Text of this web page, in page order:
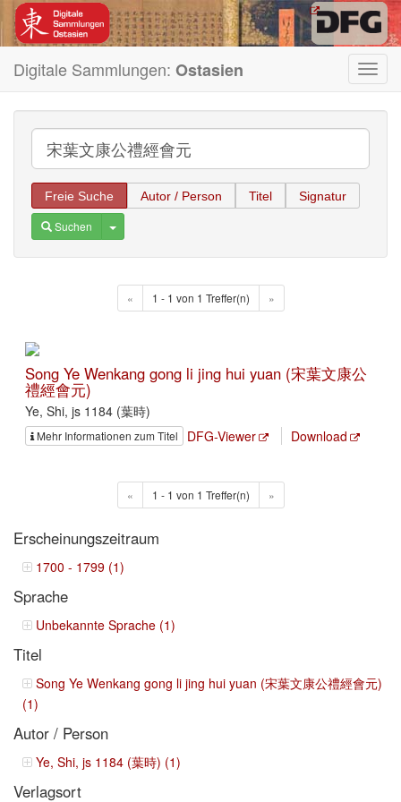
Digitale Sammlungen: Ostasien
Freie Suche Autor / Person Titel Signatur
Suchen Toggle Dropdown
« 1 - 1 von 1 Treffer(n) »
Song Ye Wenkang gong li jing hui yuan (宋葉文康公
禮經會元)
Ye, Shi, js 1184 (葉時)
Mehr Informationen zum Titel DFG-Viewer Download
« 1 - 1 von 1 Treffer(n) »
Erscheinungszeitraum
1700 - 1799 (1)
Sprache
Unbekannte Sprache (1)
Titel
Song Ye Wenkang gong li jing hui yuan (宋葉文康公禮經會元)
(1)
Autor / Person
Ye, Shi, js 1184 (葉時) (1)
Verlagsort